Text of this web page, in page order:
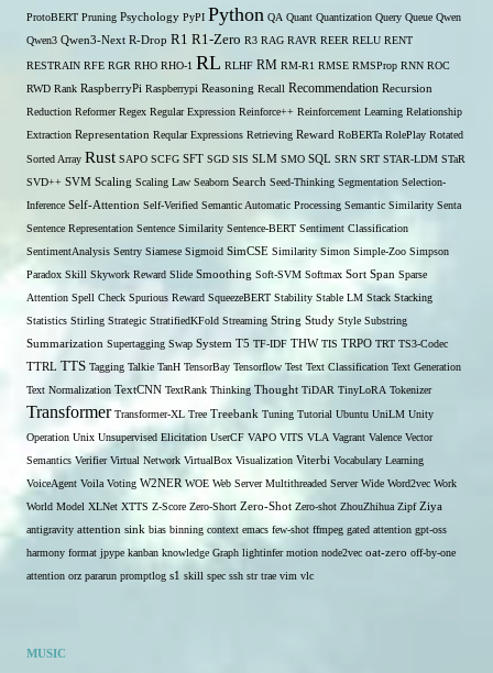
ProtoBERT Pruning Psychology PyPI Python QA Quant Quantization Query Queue Qwen
Qwen3 Qwen3-Next R-Drop R1 R1-Zero R3 RAG RAVR REER RELU RENT
RESTRAIN RFE RGR RHO RHO-1 RL RLHF RM RM-R1 RMSE RMSProp RNN ROC
RWD Rank RaspberryPi Raspberrypi Reasoning Recall Recommendation Recursion
Reduction Reformer Regex Regular Expression Reinforce++ Reinforcement Learning Relationship
Extraction Representation Reqular Expressions Retrieving Reward RoBERTa RolePlay Rotated
Sorted Array Rust SAPO SCFG SFT SGD SIS SLM SMO SQL SRN SRT STAR-LDM STaR
SVD++ SVM Scaling Scaling Law Seaborn Search Seed-Thinking Segmentation Selection-
Inference Self-Attention Self-Verified Semantic Automatic Processing Semantic Similarity Senta
Sentence Representation Sentence Similarity Sentence-BERT Sentiment Classification
SentimentAnalysis Sentry Siamese Sigmoid SimCSE Similarity Simon Simple-Zoo Simpson
Paradox Skill Skywork Reward Slide Smoothing Soft-SVM Softmax Sort Span Sparse
Attention Spell Check Spurious Reward SqueezeBERT Stability Stable LM Stack Stacking
Statistics Stirling Strategic StratifiedKFold Streaming String Study Style Substring
Summarization Supertagging Swap System T5 TF-IDF THW TIS TRPO TRT TS3-Codec
TTRL TTS Tagging Talkie TanH TensorBay Tensorflow Test Text Classification Text Generation
Text Normalization TextCNN TextRank Thinking Thought TiDAR TinyLoRA Tokenizer
Transformer Transformer-XL Tree Treebank Tuning Tutorial Ubuntu UniLM Unity
Operation Unix Unsupervised Elicitation UserCF VAPO VITS VLA Vagrant Valence Vector
Semantics Verifier Virtual Network VirtualBox Visualization Viterbi Vocabulary Learning
VoiceAgent Voila Voting W2NER WOE Web Server Multithreaded Server Wide Word2vec Work
World Model XLNet XTTS Z-Score Zero-Short Zero-Shot Zero-shot ZhouZhihua Zipf Ziya
antigravity attention sink bias binning context emacs few-shot ffmpeg gated attention gpt-oss
harmony format jpype kanban knowledge Graph lightinfer motion node2vec oat-zero off-by-one
attention orz pararun promptlog s1 skill spec ssh str trae vim vlc
MUSIC